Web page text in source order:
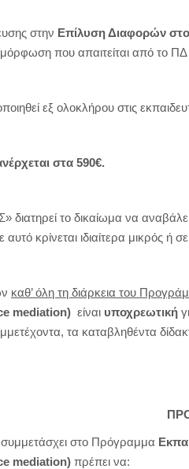
στην Επίλυση Διαφορών
που απαιτείται από το
εξ ολοκλήρου στις
στα 590€.
το δικαίωμα να
κρίνεται ιδιαίτερα μικρός
καθ’ όλη τη διάρκεια του
mediation) είναι υποχρεωτική
τα καταβληθέντα
στο Πρόγραμμα
mediation) πρέπει να: